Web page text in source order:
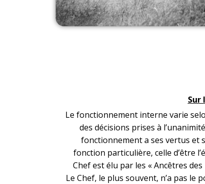
Sur
Le fonctionnement interne varie
des décisions prises à
fonctionnement a ses vertus et
fonction particulière, celle d’être
Chef est élu par les « Ancêtres
Le Chef, le plus souvent, n’a pas le